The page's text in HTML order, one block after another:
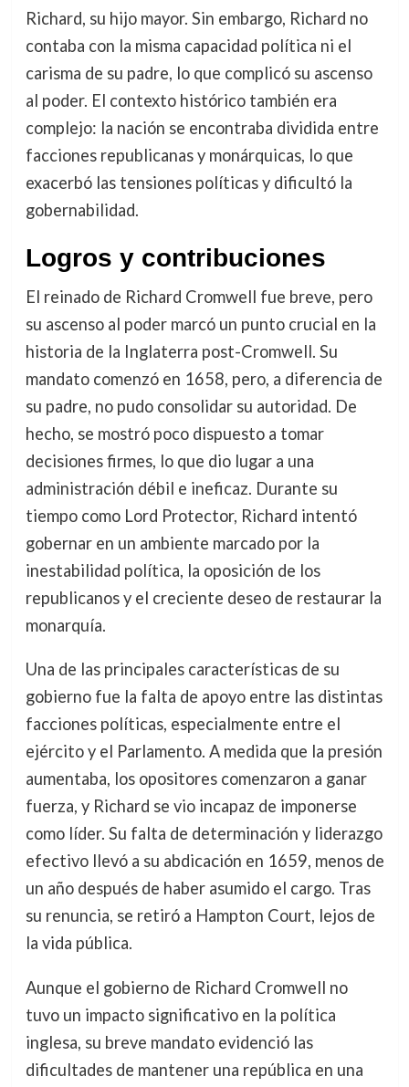
Richard, su hijo mayor. Sin embargo, Richard no
contaba con la misma capacidad política ni el
carisma de su padre, lo que complicó su ascenso
al poder. El contexto histórico también era
complejo: la nación se encontraba dividida entre
facciones republicanas y monárquicas, lo que
exacerbó las tensiones políticas y dificultó la
gobernabilidad.
Logros y contribuciones
El reinado de Richard Cromwell fue breve, pero
su ascenso al poder marcó un punto crucial en la
historia de la Inglaterra post-Cromwell. Su
mandato comenzó en 1658, pero, a diferencia de
su padre, no pudo consolidar su autoridad. De
hecho, se mostró poco dispuesto a tomar
decisiones firmes, lo que dio lugar a una
administración débil e ineficaz. Durante su
tiempo como Lord Protector, Richard intentó
gobernar en un ambiente marcado por la
inestabilidad política, la oposición de los
republicanos y el creciente deseo de restaurar la
monarquía.
Una de las principales características de su
gobierno fue la falta de apoyo entre las distintas
facciones políticas, especialmente entre el
ejército y el Parlamento. A medida que la presión
aumentaba, los opositores comenzaron a ganar
fuerza, y Richard se vio incapaz de imponerse
como líder. Su falta de determinación y liderazgo
efectivo llevó a su abdicación en 1659, menos de
un año después de haber asumido el cargo. Tras
su renuncia, se retiró a Hampton Court, lejos de
la vida pública.
Aunque el gobierno de Richard Cromwell no
tuvo un impacto significativo en la política
inglesa, su breve mandato evidenció las
dificultades de mantener una república en una